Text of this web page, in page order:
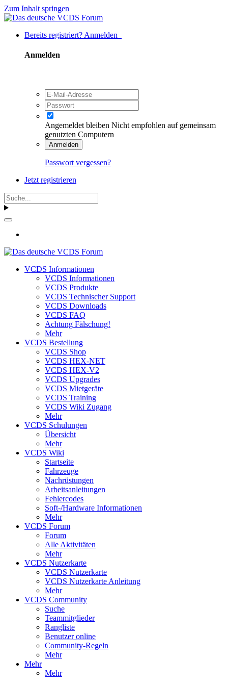
Zum Inhalt springen
Bereits registriert? Anmelden
Anmelden
Angemeldet bleiben Nicht empfohlen auf gemeinsam
genutzten Computern
Anmelden
Passwort vergessen?
Jetzt registrieren
VCDS Informationen
VCDS Informationen
VCDS Produkte
VCDS Technischer Support
VCDS Downloads
VCDS FAQ
Achtung Fälschung!
Mehr
VCDS Bestellung
VCDS Shop
VCDS HEX-NET
VCDS HEX-V2
VCDS Upgrades
VCDS Mietgeräte
VCDS Training
VCDS Wiki Zugang
Mehr
VCDS Schulungen
Übersicht
Mehr
VCDS Wiki
Startseite
Fahrzeuge
Nachrüstungen
Arbeitsanleitungen
Fehlercodes
Soft-/Hardware Informationen
Mehr
VCDS Forum
Forum
Alle Aktivitäten
Mehr
VCDS Nutzerkarte
VCDS Nutzerkarte
VCDS Nutzerkarte Anleitung
Mehr
VCDS Community
Suche
Teammitglieder
Rangliste
Benutzer online
Community-Regeln
Mehr
Mehr
Mehr